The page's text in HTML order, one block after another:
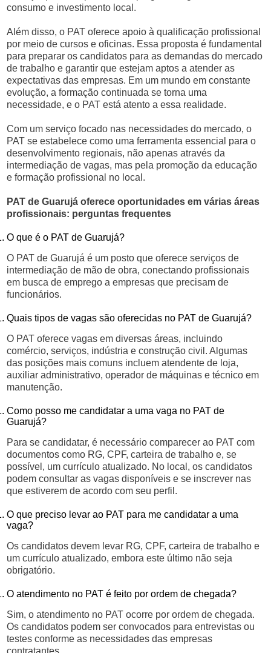
consumo e investimento local.
Além disso, o PAT oferece apoio à qualificação profissional
por meio de cursos e oficinas. Essa proposta é fundamental
para preparar os candidatos para as demandas do mercado
de trabalho e garantir que estejam aptos a atender as
expectativas das empresas. Em um mundo em constante
evolução, a formação continuada se torna uma
necessidade, e o PAT está atento a essa realidade.
Com um serviço focado nas necessidades do mercado, o
PAT se estabelece como uma ferramenta essencial para o
desenvolvimento regionais, não apenas através da
intermediação de vagas, mas pela promoção da educação
e formação profissional no local.
PAT de Guarujá oferece oportunidades em várias áreas
profissionais: perguntas frequentes
O que é o PAT de Guarujá?
O PAT de Guarujá é um posto que oferece serviços de
intermediação de mão de obra, conectando profissionais
em busca de emprego a empresas que precisam de
funcionários.
Quais tipos de vagas são oferecidas no PAT de Guarujá?
O PAT oferece vagas em diversas áreas, incluindo
comércio, serviços, indústria e construção civil. Algumas
das posições mais comuns incluem atendente de loja,
auxiliar administrativo, operador de máquinas e técnico em
manutenção.
Como posso me candidatar a uma vaga no PAT de
Guarujá?
Para se candidatar, é necessário comparecer ao PAT com
documentos como RG, CPF, carteira de trabalho e, se
possível, um currículo atualizado. No local, os candidatos
podem consultar as vagas disponíveis e se inscrever nas
que estiverem de acordo com seu perfil.
O que preciso levar ao PAT para me candidatar a uma
vaga?
Os candidatos devem levar RG, CPF, carteira de trabalho e
um currículo atualizado, embora este último não seja
obrigatório.
O atendimento no PAT é feito por ordem de chegada?
Sim, o atendimento no PAT ocorre por ordem de chegada.
Os candidatos podem ser convocados para entrevistas ou
testes conforme as necessidades das empresas
contratantes.